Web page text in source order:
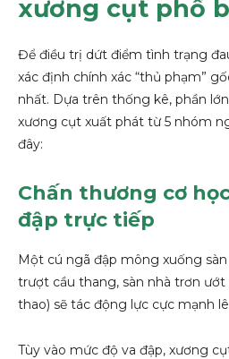
xương cụt phổ
Để điều trị dứt điểm tình trạng
xác định chính xác “thủ phạm”
nhất. Dựa trên thống kê, phần
xương cụt xuất phát từ 5 nhóm
đây:
Chấn thương cơ
đập trực tiếp
Một cú ngã đập mông xuống
trượt cầu thang, sàn nhà trơn
thao) sẽ tác động lực cực mạnh
Tùy vào mức độ va đập, xương